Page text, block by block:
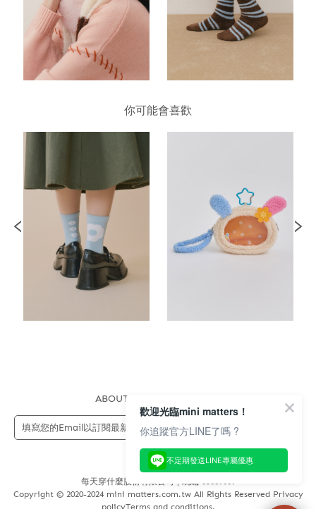
你可能會喜歡
ABOUT US
每天穿什麼股份有限公司 | 統編 83689089
Copyright © 2020-2024 mini matters.com.tw All Rights Reserved Privacy
歡迎光臨mini matters！
你追蹤官方LINE了嗎 ?
不定期發送LINE專屬優惠